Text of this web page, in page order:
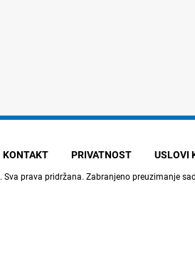
KONTAKT PRIVATNOST USLOVI
. Sva prava pridržana. Zabranjeno preuzimanje